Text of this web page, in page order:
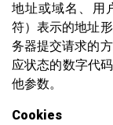
地址或域名、用
符）表示的地址
务器提交请求的
应状态的数字代
他参数。
Cookies